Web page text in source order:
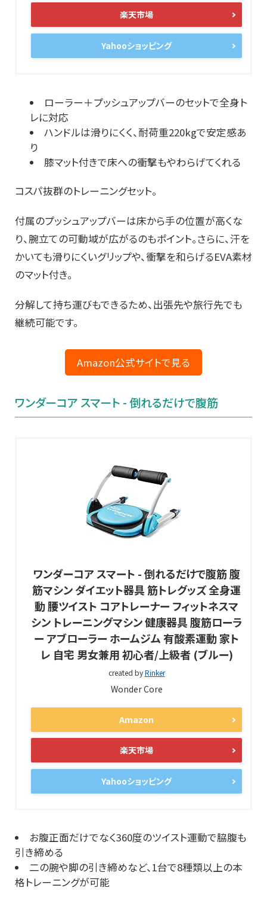
楽天市場
Yahooショッピング
ローラー＋プッシュアップバーのセットで全身ト
レに対応
ハンドルは滑りにくく、耐荷重220kgで安定感あ
り
膝マット付きで床への衝撃もやわらげてくれる
コスパ抜群のトレーニングセット。
付属のプッシュアップバーは床から手の位置が高くな
り、腕立ての可動域が広がるのもポイント。さらに、汗を
かいても滑りにくいグリップや、衝撃を和らげるEVA素材
のマット付き。
分解して持ち運びもできるため、出張先や旅行先でも
継続可能です。
Amazon公式サイトで見る
ワンダーコア スマート - 倒れるだけで腹筋
ワンダーコア スマート - 倒れるだけで腹筋 腹
筋マシン ダイエット器具 筋トレグッズ 全身運
動 腰ツイスト コアトレーナー フィットネスマ
シン トレーニングマシン 健康器具 腹筋ローラ
ー アブローラー ホームジム 有酸素運動 家ト
レ 自宅 男女兼用 初心者/上級者 (ブルー)
created byRinker
Wonder Core
Amazon
楽天市場
Yahooショッピング
お腹正面だけでなく360度のツイスト運動で脇腹も
引き締める
二の腕や脚の引き締めなど、1台で8種類以上の本
格トレーニングが可能